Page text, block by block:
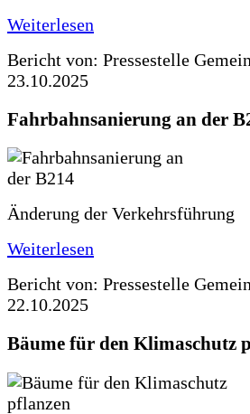
Weiterlesen
Bericht von: Pressestelle
23.10.2025
Fahrbahnsanierung an der
Änderung der Verkehrsführung
Weiterlesen
Bericht von: Pressestelle
22.10.2025
Bäume für den Klimaschutz